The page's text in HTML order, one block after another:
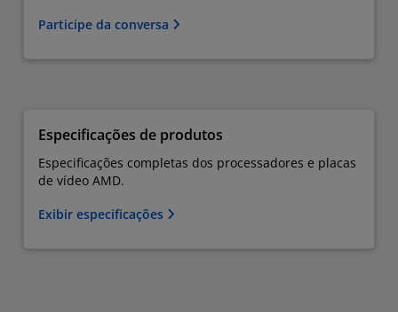
Participe da conversa
Especificações de produtos
Especificações completas dos processadores e placas
de vídeo AMD.
Exibir especificações